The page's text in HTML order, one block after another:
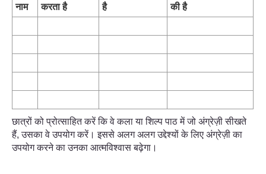
नाम
करता है
है
की है
छात्रों को प्रोत्साहित करें कि वे कला या शिल्प पाठ में जो अंग्रेज़ी सीखते
हैं, उसका वे उपयोग करें। इससे अलग अलग उद्देश्यों के लिए अंग्रेज़ी का
उपयोग करने का उनका आत्मविश्वास बढ़ेगा।